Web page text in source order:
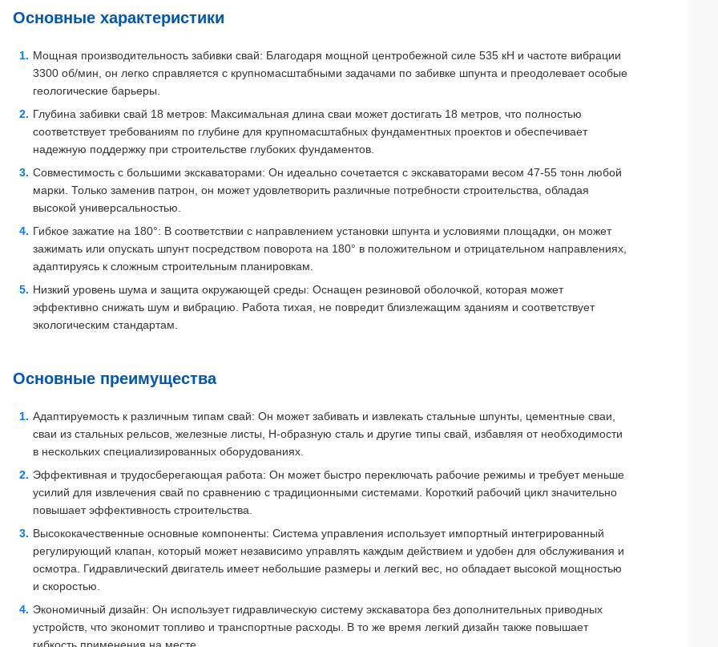
Основные характеристики
Мощная производительность забивки свай: Благодаря мощной центробежной силе 535 кН и частоте вибрации
3300 об/мин, он легко справляется с крупномасштабными задачами по забивке шпунта и преодолевает особые
геологические барьеры.
Глубина забивки свай 18 метров: Максимальная длина сваи может достигать 18 метров, что полностью
соответствует требованиям по глубине для крупномасштабных фундаментных проектов и обеспечивает
надежную поддержку при строительстве глубоких фундаментов.
Совместимость с большими экскаваторами: Он идеально сочетается с экскаваторами весом 47-55 тонн любой
марки. Только заменив патрон, он может удовлетворить различные потребности строительства, обладая
высокой универсальностью.
Гибкое зажатие на 180°: В соответствии с направлением установки шпунта и условиями площадки, он может
зажимать или опускать шпунт посредством поворота на 180° в положительном и отрицательном направлениях,
адаптируясь к сложным строительным планировкам.
Низкий уровень шума и защита окружающей среды: Оснащен резиновой оболочкой, которая может
эффективно снижать шум и вибрацию. Работа тихая, не повредит близлежащим зданиям и соответствует
экологическим стандартам.
Основные преимущества
Адаптируемость к различным типам свай: Он может забивать и извлекать стальные шпунты, цементные сваи,
сваи из стальных рельсов, железные листы, H-образную сталь и другие типы свай, избавляя от необходимости
в нескольких специализированных оборудованиях.
Эффективная и трудосберегающая работа: Он может быстро переключать рабочие режимы и требует меньше
усилий для извлечения свай по сравнению с традиционными системами. Короткий рабочий цикл значительно
повышает эффективность строительства.
Высококачественные основные компоненты: Система управления использует импортный интегрированный
регулирующий клапан, который может независимо управлять каждым действием и удобен для обслуживания и
осмотра. Гидравлический двигатель имеет небольшие размеры и легкий вес, но обладает высокой мощностью
и скоростью.
Экономичный дизайн: Он использует гидравлическую систему экскаватора без дополнительных приводных
устройств, что экономит топливо и транспортные расходы. В то же время легкий дизайн также повышает